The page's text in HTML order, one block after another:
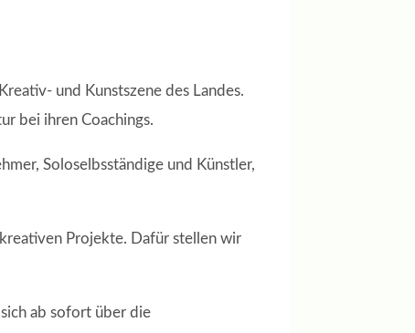
und Kunstszene des Landes.
bei ihren Coachings.
Soloselbsständige und Künstler,
Projekte. Dafür stellen wir
ab sofort über die